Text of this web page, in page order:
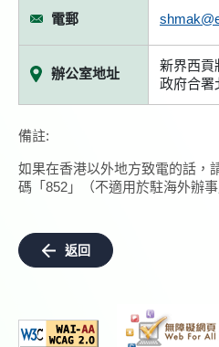
電郵
辦公室地址
新界西貢
政府合署
備註:
如果在香港以外地方致電的話，
碼「852」（不適用於駐海外辦事
返回